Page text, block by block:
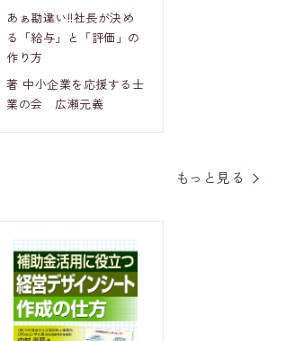
あぁ勘違い!!社長が決め
る「給与」と「評価」の
作り方
著 中小企業を応援する士
業の会 広瀬元義
もっと見る